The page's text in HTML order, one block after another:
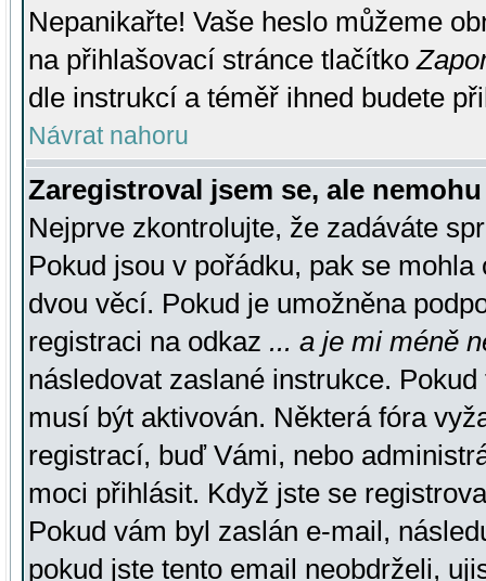
Nepanikařte! Vaše heslo můžeme
na přihlašovací stránce tlačítko
dle instrukcí a téměř ihned budete
Návrat nahoru
Zaregistroval jsem se, ale
Nejprve zkontrolujte, že zadáváte
Pokud jsou v pořádku, pak se
dvou věcí. Pokud je umožněna
registraci na odkaz ... a je mi méně
následovat zaslané instrukce.
musí být aktivován. Některá fóra
registrací, buď Vámi, nebo
moci přihlásit. Když jste se
Pokud vám byl zaslán e-mail,
pokud jste tento email neobdrželi,